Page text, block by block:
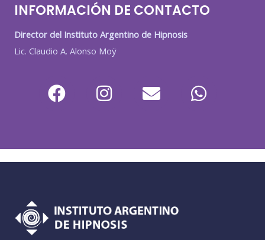
INFORMACIÓN DE CONTACTO
Director del Instituto Argentino de Hipnosis
Lic. Claudio A. Alonso Moÿ